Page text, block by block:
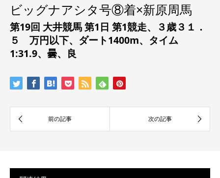
ビッグナアシタ号⑧着×新原周馬
第19回 大井競馬 第1日 第1競走、
３歳３１．
５ 万円以下、 ダート1400m、タイム
1:31.9、曇、良